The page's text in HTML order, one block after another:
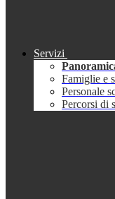
Servizi
Famiglie e
Personale
Percorsi di